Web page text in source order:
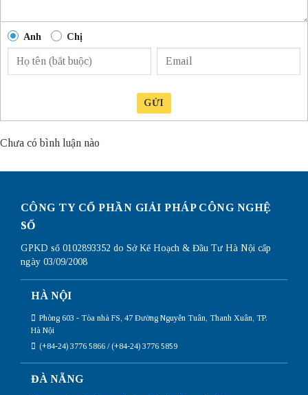
Anh Chị
GỬI
Chưa có bình luận nào
CÔNG TY CỔ PHẦN GIẢI PHÁP CÔNG NGHỆ
SỐ
GPKD số 0102893352 do Sở Kế Hoạch & Đầu Tư Hà Nội cấp
ngày 03/09/2008
HÀ NỘI
Phòng 603 - Tòa nhà FS, 47 Đường Nguyễn Tuân, Thanh Xuân, TP.
Hà Nội
(+84-24) 3776 5866 / (+84-24) 3776 5859
ĐÀ NẴNG